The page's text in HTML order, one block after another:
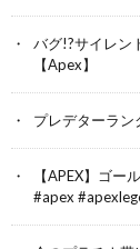
バグ!?サイレン
【Apex】
プレデターラン
【APEX】ゴ
#apex